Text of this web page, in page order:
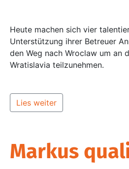
Heute machen sich vier
Unterstützung ihrer Betreuer
den Weg nach Wroclaw um an
Wratislavia teilzunehmen.
Lies weiter
Markus